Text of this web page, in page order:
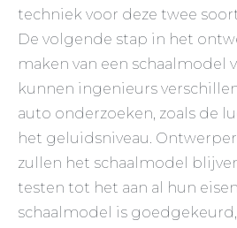
techniek voor deze twee
De volgende stap in het
maken van een schaalmodel
kunnen ingenieurs
auto onderzoeken, zoals de
het geluidsniveau.
zullen het schaalmodel
testen tot het aan al hun
schaalmodel is